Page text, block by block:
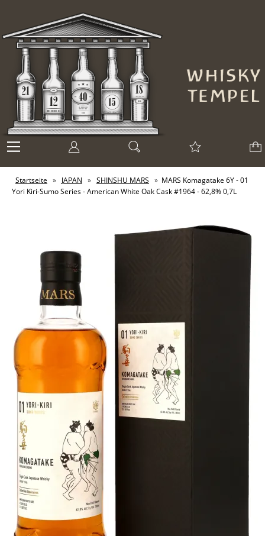
Startseite » JAPAN » SHINSHU MARS » MARS Komagatake 6Y - 01
Yori Kiri-Sumo Series - American White Oak Cask #1964 - 62,8% 0,7L